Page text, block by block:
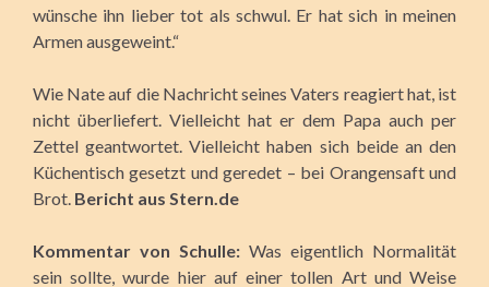
wünsche ihn lieber tot als schwul. Er hat sich in meinen
Armen ausgeweint.“
Wie Nate auf die Nachricht seines Vaters reagiert hat, ist
nicht überliefert. Vielleicht hat er dem Papa auch per
Zettel geantwortet. Vielleicht haben sich beide an den
Küchentisch gesetzt und geredet – bei Orangensaft und
Brot. Bericht aus Stern.de
Kommentar von Schulle: Was eigentlich Normalität
sein sollte, wurde hier auf einer tollen Art und Weise